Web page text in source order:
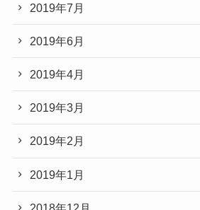
2019年7月
2019年6月
2019年4月
2019年3月
2019年2月
2019年1月